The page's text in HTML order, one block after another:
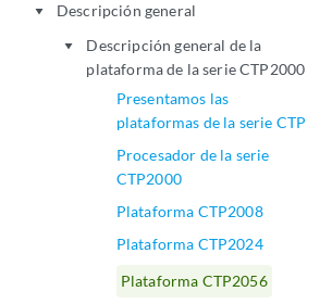
play_arrow Descripción general
play_arrow
Descripción general de la
plataforma de la serie CTP2000
Presentamos las
plataformas de la serie CTP
Procesador de la serie
CTP2000
Plataforma CTP2008
Plataforma CTP2024
Plataforma CTP2056